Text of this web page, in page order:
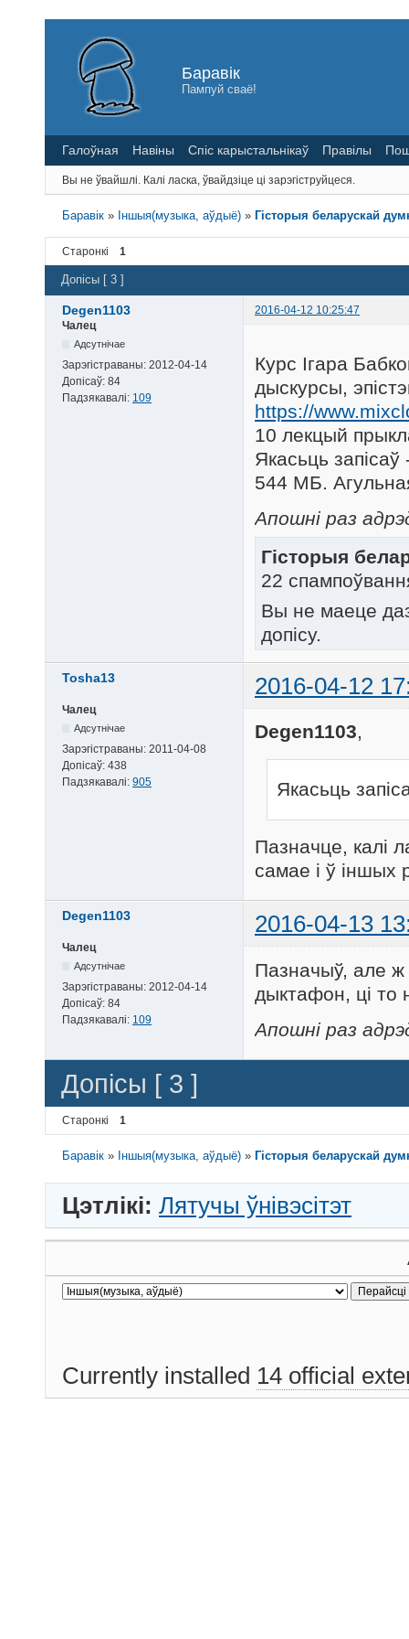
Баравік
Пампуй сваё!
Галоўная Навіны Спіс карыстальнікаў Правілы
Вы не ўвайшлі. Калі ласка, ўвайдзіце ці зарэгіструйцеся.
Баравік » Іншыя(музыка, аўдыё) » Гісторыя беларускай
Старонкі 1
Допісы [ 3 ]
Degen1103
2016-04-12 10:25:47
Чалец
Адсутнічае
Зарэгістраваны: 2012-04-14
Допісаў: 84
Падзякавалі: 109
Курс Ігара
дыскурсы,
https://
10 лекцый
Якасьць запісаў
544 МБ.
Апошні раз
Гісторыя
22
Вы не маеце
допісу.
Tosha13 2016-04-12
Чалец
Адсутнічае
Зарэгістраваны: 2011-04-08
Допісаў: 438
Падзякавалі: 905
Degen1103,
Якасьць
Пазначце, калі
самае і ў іншых
Degen1103 2016-04-13
Чалец
Адсутнічае
Зарэгістраваны: 2012-04-14
Допісаў: 84
Падзякавалі: 109
Пазначыў, але ж
дыктафон, ці то
Апошні раз
Допісы [ 3 ]
Старонкі 1
Баравік » Іншыя(музыка, аўдыё) » Гісторыя беларускай
Цэтлікі: Лятучы ўнівэсітэт
Currently installed 14 official